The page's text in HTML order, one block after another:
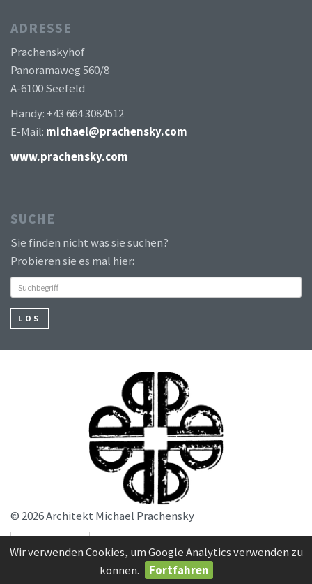
Wir verwenden Cookies, um Google Analytics verwenden zu
können.
Fortfahren
ADRESSE
Prachenskyhof
Panoramaweg 560/8
A-6100 Seefeld
Handy: +43 664 3084512
E-Mail: michael@prachensky.com
www.prachensky.com
SUCHE
Sie finden nicht was sie suchen?
Probieren sie es mal hier:
LOS
© 2026 Architekt Michael Prachensky